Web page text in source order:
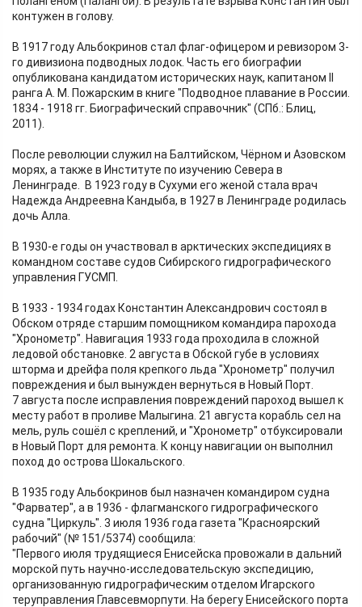
контужен в голову.
В 1917 году Альбокринов стал флаг-офицером и ревизором 3-
го дивизиона подводных лодок. Часть его биографии
опубликована кандидатом исторических наук, капитаном II
ранга А. М. Пожарским в книге "Подводное плавание в России.
1834 - 1918 гг. Биографический справочник" (СПб.: Блиц,
2011).
После революции служил на Балтийском, Чёрном и Азовском
морях, а также в Институте по изучению Севера в
Ленинграде. В 1923 году в Сухуми его женой стала врач
Надежда Андреевна Кандыба, в 1927 в Ленинграде родилась
дочь Алла.
В 1930-е годы он участвовал в арктических экспедициях в
командном составе судов Сибирского гидрографического
управления ГУСМП.
В 1933 - 1934 годах Константин Александрович состоял в
Обском отряде старшим помощником командира парохода
"Хронометр". Навигация 1933 года проходила в сложной
ледовой обстановке. 2 августа в Обской губе в условиях
шторма и дрейфа поля крепкого льда "Хронометр" получил
повреждения и был вынужден вернуться в Новый Порт.
7 августа после исправления повреждений пароход вышел к
месту работ в проливе Малыгина. 21 августа корабль сел на
мель, руль сошёл с креплений, и "Хронометр" отбуксировали
в Новый Порт для ремонта. К концу навигации он выполнил
поход до острова Шокальского.
В 1935 году Альбокринов был назначен командиром судна
"Фарватер", а в 1936 - флагманского гидрографического
судна "Циркуль". 3 июля 1936 года газета "Красноярский
рабочий" (№ 151/5374) сообщила:
"Первого июля трудящиеся Енисейска провожали в дальний
морской путь научно-исследовательскую экспедицию,
организованную гидрографическим отделом Игарского
теруправления Главсевморпути. На берегу Енисейского порта